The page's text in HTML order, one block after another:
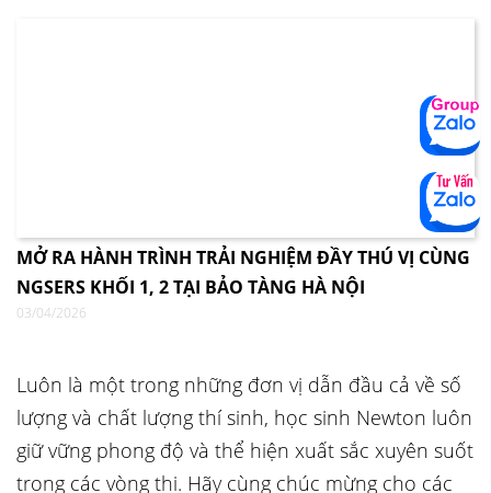
MỞ RA HÀNH TRÌNH TRẢI NGHIỆM ĐẦY THÚ VỊ CÙNG
NGSERS KHỐI 1, 2 TẠI BẢO TÀNG HÀ NỘI
03/04/2026
Luôn là một trong những đơn vị dẫn đầu cả về số
lượng và chất lượng thí sinh, học sinh Newton luôn
giữ vững phong độ và thể hiện xuất sắc xuyên suốt
trong các vòng thi. Hãy cùng chúc mừng cho các